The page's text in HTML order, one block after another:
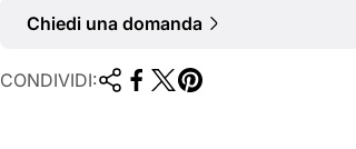
Chiedi una domanda
CONDIVIDI: